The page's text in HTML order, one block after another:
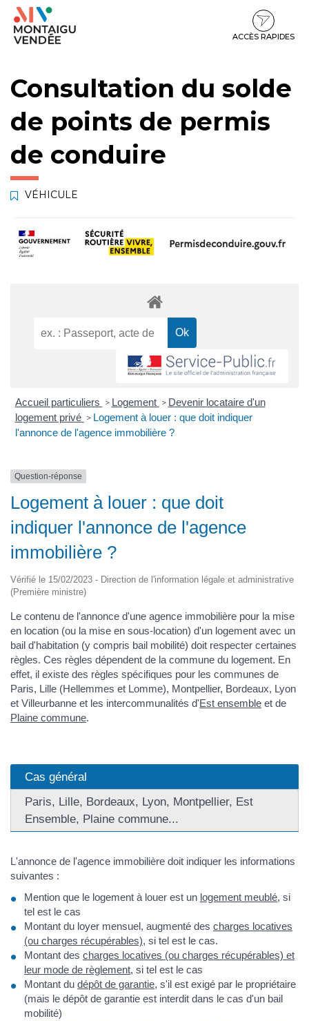
Gestion des traceurs
Aller
Aller
contenu
Aller
pied
ACCÈS RAPIDES
Consultation du solde
de points de permis
de conduire
VÉHICULE
Accueil particuliers > Logement > Devenir locataire d'un
logement privé > Logement à louer : que doit indiquer
l'annonce de l'agence immobilière ?
Question-réponse
Logement à louer : que doit
indiquer l'annonce de l'agence
immobilière ?
Vérifié le 15/02/2023 - Direction de l'information légale et administrative
(Première ministre)
Le contenu de l'annonce d'une agence immobilière pour la mise
en location (ou la mise en sous-location) d'un logement avec un
bail d'habitation (y compris bail mobilité) doit respecter certaines
règles. Ces règles dépendent de la commune du logement. En
effet, il existe des règles spécifiques pour les communes de
Paris, Lille (Hellemmes et Lomme), Montpellier, Bordeaux, Lyon
et Villeurbanne et les intercommunalités d'Est ensemble et de
Plaine commune.
Cas général
Paris, Lille, Bordeaux, Lyon, Montpellier, Est
Ensemble, Plaine commune...
L'annonce de l'agence immobilière doit indiquer les informations
suivantes :
Mention que le logement à louer est un logement meublé, si
tel est le cas
Montant du loyer mensuel, augmenté des charges locatives
(ou charges récupérables), si tel est le cas.
Montant des charges locatives (ou charges récupérables) et
leur mode de règlement, si tel est le cas
Montant du dépôt de garantie, s'il est exigé par le propriétaire
(mais le dépôt de garantie est interdit dans le cas d'un bail
mobilité)